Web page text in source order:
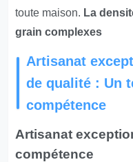
toute maison. La
grain complexes
Artisanat
de qualité : Un
compétence
Artisanat
compétence